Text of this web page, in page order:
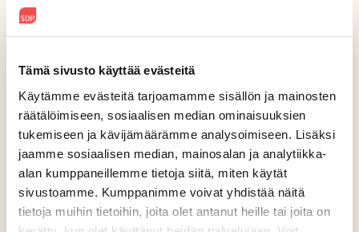
Tämä sivusto käyttää evästeitä
Käytämme evästeitä tarjoamamme sisällön ja mainosten
räätälöimiseen, sosiaalisen median ominaisuuksien
tukemiseen ja kävijämäärämme analysoimiseen. Lisäksi
jaamme sosiaalisen median, mainosalan ja analytiikka-
alan kumppaneillemme tietoja siitä, miten käytät
sivustoamme. Kumppanimme voivat yhdistää näitä
tietoja muihin tietoihin, joita olet antanut heille tai joita on
ilmaisua
Vihapuhe kohdistuu johonkin ihmisen tai
ihmisryhmän ominaisuuteen. Rikoslaissa on
mainittu seuraavia ominaisuuksia:
rotu
ihonväri